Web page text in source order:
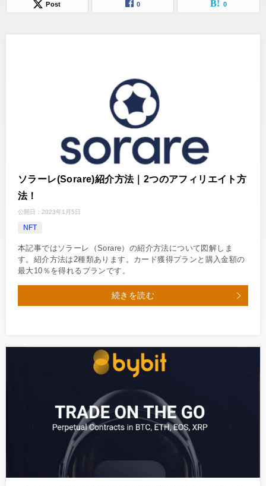
Post 0 0
ソラーレ(Sorare)紹介方法｜2つのアフィリエイト方
法！
公開日： 2023年1月5日
NFT
本記事ではソラーレ（Sorare）の紹介方法について図解しま
す。紹介方法は2種類あります。カード獲得プランと購入金額の
最大10％を得れるプランです。
続きを読む